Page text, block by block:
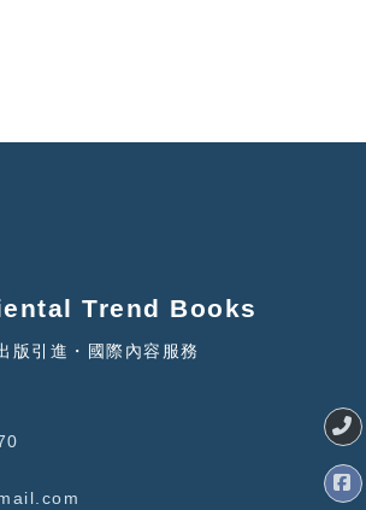
Trend Books
版引進・國際內容服務